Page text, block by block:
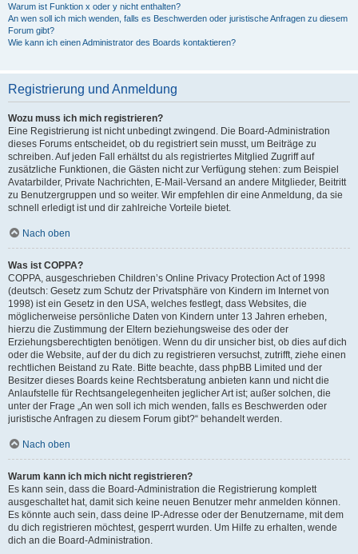
Warum ist Funktion x oder y nicht enthalten?
An wen soll ich mich wenden, falls es Beschwerden oder juristische Anfragen zu diesem
Forum gibt?
Wie kann ich einen Administrator des Boards kontaktieren?
Registrierung und Anmeldung
Wozu muss ich mich registrieren?
Eine Registrierung ist nicht unbedingt zwingend. Die Board-Administration
dieses Forums entscheidet, ob du registriert sein musst, um Beiträge zu
schreiben. Auf jeden Fall erhältst du als registriertes Mitglied Zugriff auf
zusätzliche Funktionen, die Gästen nicht zur Verfügung stehen: zum Beispiel
Avatarbilder, Private Nachrichten, E-Mail-Versand an andere Mitglieder, Beitritt
zu Benutzergruppen und so weiter. Wir empfehlen dir eine Anmeldung, da sie
schnell erledigt ist und dir zahlreiche Vorteile bietet.
Nach oben
Was ist COPPA?
COPPA, ausgeschrieben Children’s Online Privacy Protection Act of 1998
(deutsch: Gesetz zum Schutz der Privatsphäre von Kindern im Internet von
1998) ist ein Gesetz in den USA, welches festlegt, dass Websites, die
möglicherweise persönliche Daten von Kindern unter 13 Jahren erheben,
hierzu die Zustimmung der Eltern beziehungsweise des oder der
Erziehungsberechtigten benötigen. Wenn du dir unsicher bist, ob dies auf dich
oder die Website, auf der du dich zu registrieren versuchst, zutrifft, ziehe einen
rechtlichen Beistand zu Rate. Bitte beachte, dass phpBB Limited und der
Besitzer dieses Boards keine Rechtsberatung anbieten kann und nicht die
Anlaufstelle für Rechtsangelegenheiten jeglicher Art ist; außer solchen, die
unter der Frage „An wen soll ich mich wenden, falls es Beschwerden oder
juristische Anfragen zu diesem Forum gibt?“ behandelt werden.
Nach oben
Warum kann ich mich nicht registrieren?
Es kann sein, dass die Board-Administration die Registrierung komplett
ausgeschaltet hat, damit sich keine neuen Benutzer mehr anmelden können.
Es könnte auch sein, dass deine IP-Adresse oder der Benutzername, mit dem
du dich registrieren möchtest, gesperrt wurden. Um Hilfe zu erhalten, wende
dich an die Board-Administration.